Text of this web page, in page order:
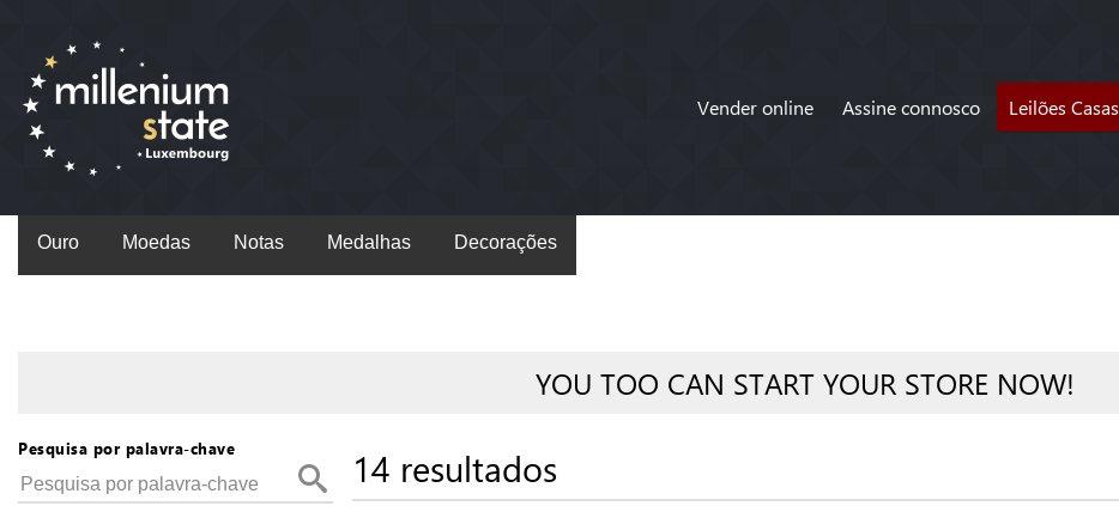
Vender online Assine connosco Leilões Casas
Ouro Moedas Notas Medalhas Decorações
YOU TOO CAN START YOUR STORE NOW!
Pesquisa por palavra-chave 14 resultados